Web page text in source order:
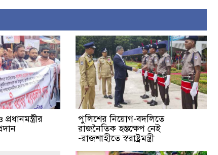
পুলিশের নিয়োগ-বদলিতে
রাজনৈতিক হস্তক্ষেপ নেই
-রাজশাহীতে স্বরাষ্ট্রমন্ত্রী